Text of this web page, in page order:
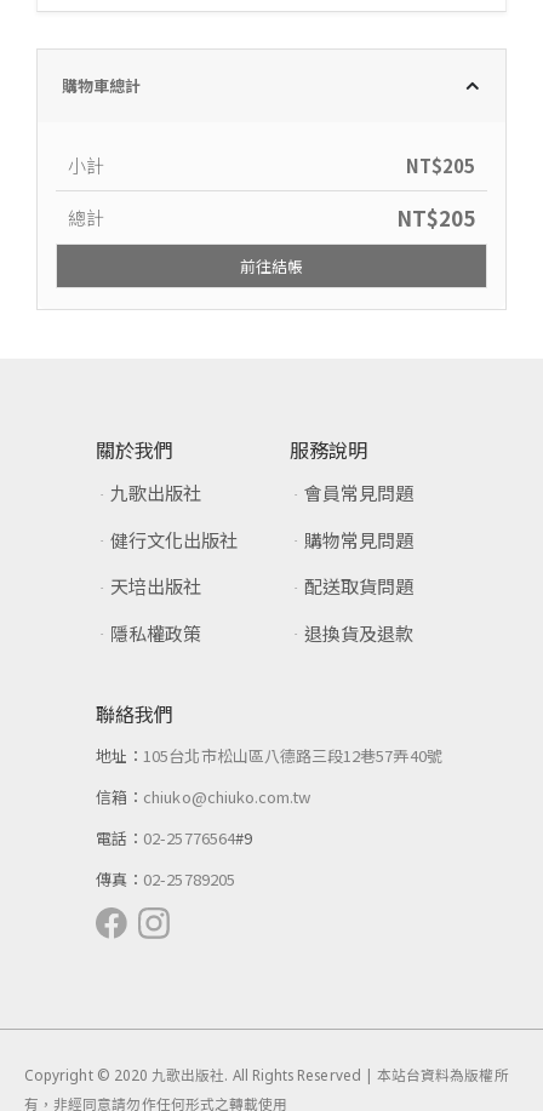
購物車總計
小計 NT$205
總計 NT$205
前往結帳
關於我們
九歌出版社
健行文化出版社
天培出版社
隱私權政策
服務說明
會員常見問題
購物常見問題
配送取貨問題
退換貨及退款
聯絡我們
地址：105台北市松山區八德路三段12巷57弄40號
信箱： chiuko@chiuko.com.tw
電話： 02-25776564#9
傳真： 02-25789205
Copyright © 2020 九歌出版社. All Rights Reserved | 本站台資料為版權所
有，非經同意請勿作任何形式之轉載使用